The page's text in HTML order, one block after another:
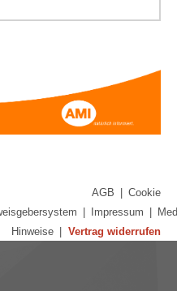
AGB
Cookie
Impressum
Hinweise
Vertrag widerrufen